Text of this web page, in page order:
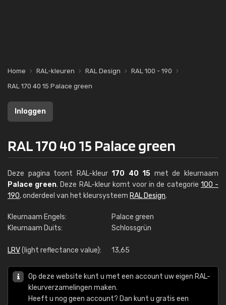
Home RAL-kleuren RAL Design
RAL 100 - 190
RAL 170 40 15 Palace green
Inloggen
RAL 170 40 15 Palace green
Deze pagina toont RAL-kleur170 40 15 met de kleurnaam
Palace green. Deze RAL-kleur komt voor in de categorie 100 -
190, onderdeel van het kleursysteem RAL Design.
Kleurnaam Engels:
Palace green
Kleurnaam Duits:
Schlossgrün
LRV(light reflectance value): 13,65
Op deze website kunt u met een account uw eigen RAL-
kleurverzamelingen maken.
Heeft u nog geen account? Dan kunt u gratis een